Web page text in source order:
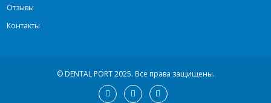
Отзывы
Контакты
© DENTAL PORT 2025. Все права защищены.